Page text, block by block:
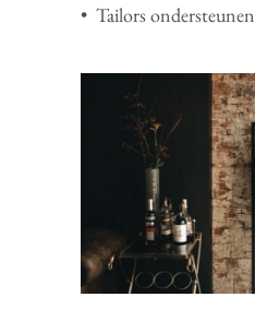
• Tailors ondersteunen